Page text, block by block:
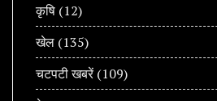
कृषि (12)
खेल (135)
चटपटी खबरें(109)